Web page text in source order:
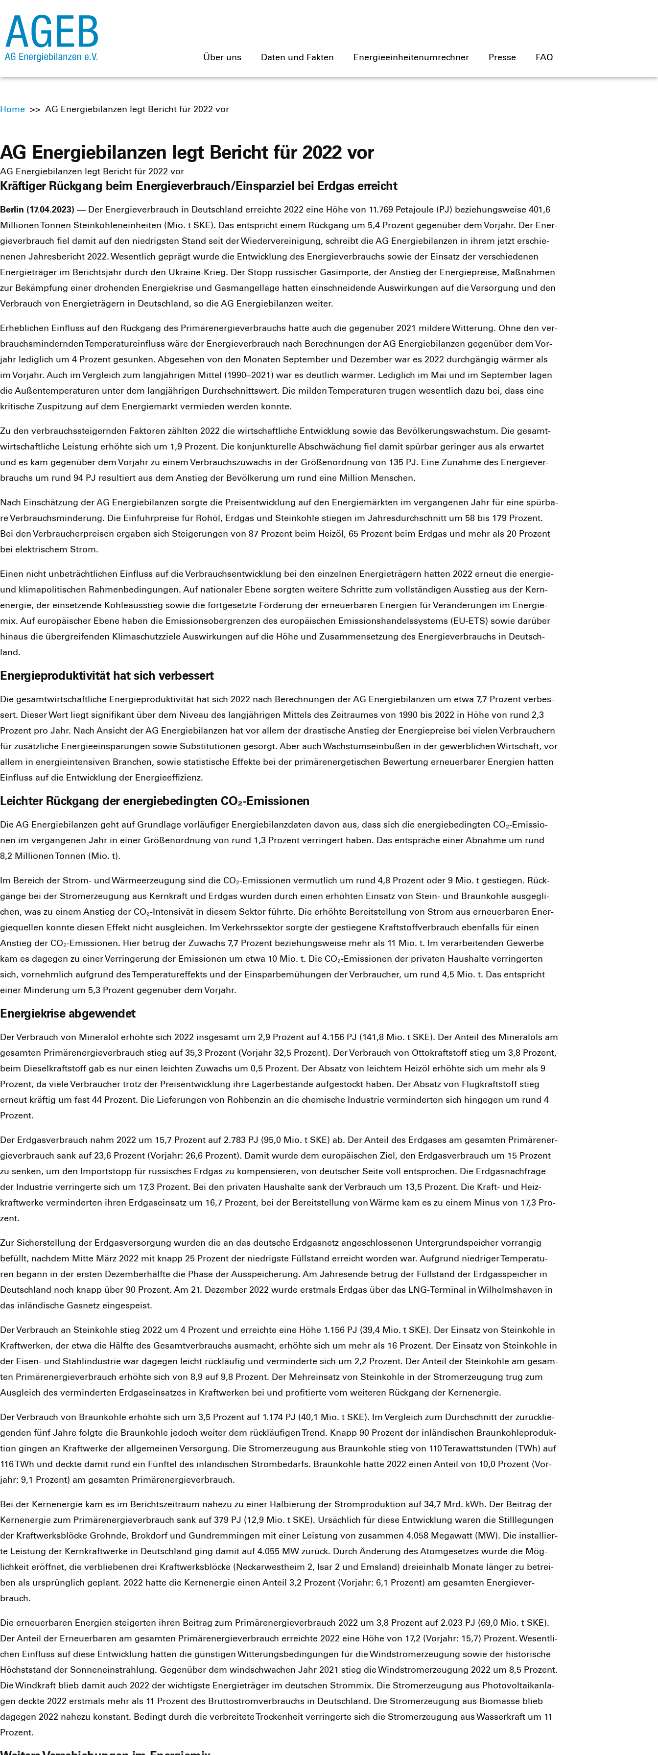
Über uns Daten und Fakten Energieeinheitenumrechner Presse FAQ
Home >> AG Energiebilanzen legt Bericht für 2022 vor
AG Energiebilanzen legt Bericht für 2022 vor
AG Energiebilanzen legt Bericht für 2022 vor
Kräftiger Rückgang beim Energieverbrauch/Einsparziel bei Erdgas erreicht
Ber­lin (17.04.2023) — Der Ener­gie­ver­brauch in Deutsch­land erreich­te 2022 eine Höhe von 11.769 Peta­joule (PJ) bezie­hungs­wei­se 401,6
Mil­lio­nen Ton­nen Stein­koh­len­ein­hei­ten (Mio. t SKE). Das ent­spricht einem Rück­gang um 5,4 Pro­zent gegen­über dem Vor­jahr. Der Ener­
gie­ver­brauch fiel damit auf den nied­rigs­ten Stand seit der Wie­der­ver­ei­ni­gung, schreibt die AG Ener­gie­bi­lan­zen in ihrem jetzt erschie­
ne­nen Jah­res­be­richt 2022. Wesent­lich geprägt wur­de die Ent­wick­lung des Ener­gie­ver­brauchs sowie der Ein­satz der ver­schie­de­nen
Ener­gie­trä­ger im Berichts­jahr durch den Ukrai­ne-Krieg. Der Stopp rus­si­scher Gasim­por­te, der Anstieg der Ener­gie­prei­se, Maß­nah­men
zur Bekämp­fung einer dro­hen­den Ener­gie­kri­se und Gas­man­gel­la­ge hat­ten ein­schnei­den­de Aus­wir­kun­gen auf die Ver­sor­gung und den
Ver­brauch von Ener­gie­trä­gern in Deutsch­land, so die AG Ener­gie­bi­lan­zen wei­ter.
Erheb­li­chen Ein­fluss auf den Rück­gang des Pri­mär­ener­gie­ver­brauchs hat­te auch die gegen­über 2021 mil­de­re Wit­te­rung. Ohne den ver­
brauchs­min­dern­den Tem­pe­ra­tur­ein­fluss wäre der Ener­gie­ver­brauch nach Berech­nun­gen der AG Ener­gie­bi­lan­zen gegen­über dem Vor­
jahr ledig­lich um 4 Pro­zent gesun­ken. Abge­se­hen von den Mona­ten Sep­tem­ber und Dezem­ber war es 2022 durch­gän­gig wär­mer als
im Vor­jahr. Auch im Ver­gleich zum lang­jäh­ri­gen Mit­tel (1990–2021) war es deut­lich wär­mer. Ledig­lich im Mai und im Sep­tem­ber lagen
die Außen­tem­pe­ra­tu­ren unter dem lang­jäh­ri­gen Durch­schnitts­wert. Die mil­den Tem­pe­ra­tu­ren tru­gen wesent­lich dazu bei, dass eine
kri­ti­sche Zuspit­zung auf dem Ener­gie­markt ver­mie­den wer­den konn­te.
Zu den ver­brauchs­stei­gern­den Fak­to­ren zähl­ten 2022 die wirt­schaft­li­che Ent­wick­lung sowie das Bevöl­ke­rungs­wachs­tum. Die gesamt­
wirt­schaft­li­che Leis­tung erhöh­te sich um 1,9 Pro­zent. Die kon­junk­tu­rel­le Abschwä­chung fiel damit spür­bar gerin­ger aus als erwar­tet
und es kam gegen­über dem Vor­jahr zu einem Ver­brauchs­zu­wachs in der Grö­ßen­ord­nung von 135 PJ. Eine Zunah­me des Ener­gie­ver­
brauchs um rund 94 PJ resul­tiert aus dem Anstieg der Bevöl­ke­rung um rund eine Mil­li­on Men­schen.
Nach Ein­schät­zung der AG Ener­gie­bi­lan­zen sorg­te die Preis­ent­wick­lung auf den Ener­gie­märk­ten im ver­gan­ge­nen Jahr für eine spür­ba­
re Ver­brauchs­min­de­rung. Die Ein­fuhr­prei­se für Roh­öl, Erd­gas und Stein­koh­le stie­gen im Jah­res­durch­schnitt um 58 bis 179 Pro­zent.
Bei den Ver­brau­cher­prei­sen erga­ben sich Stei­ge­run­gen von 87 Pro­zent beim Heiz­öl, 65 Pro­zent beim Erd­gas und mehr als 20 Pro­zent
bei elek­tri­schem Strom.
Einen nicht unbe­trächt­li­chen Ein­fluss auf die Ver­brauchs­ent­wick­lung bei den ein­zel­nen Ener­gie­trä­gern hat­ten 2022 erneut die ener­gie-
und kli­ma­po­li­ti­schen Rah­men­be­din­gun­gen. Auf natio­na­ler Ebe­ne sorg­ten wei­te­re Schrit­te zum voll­stän­di­gen Aus­stieg aus der Kern­
ener­gie, der ein­set­zen­de Koh­le­aus­stieg sowie die fort­ge­setz­te För­de­rung der erneu­er­ba­ren Ener­gien für Ver­än­de­run­gen im Ener­gie­
mix. Auf euro­päi­scher Ebe­ne haben die Emis­si­ons­ober­gren­zen des euro­päi­schen Emis­si­ons­han­dels­sys­tems (EU-ETS) sowie dar­über
hin­aus die über­grei­fen­den Kli­ma­schutz­zie­le Aus­wir­kun­gen auf die Höhe und Zusam­men­set­zung des Ener­gie­ver­brauchs in Deutsch­
land.
Energieproduktivität hat sich verbessert
Die gesamt­wirt­schaft­li­che Ener­gie­pro­duk­ti­vi­tät hat sich 2022 nach Berech­nun­gen der AG Ener­gie­bi­lan­zen um etwa 7,7 Pro­zent ver­bes­
sert. Die­ser Wert liegt signi­fi­kant über dem Niveau des lang­jäh­ri­gen Mit­tels des Zeit­rau­mes von 1990 bis 2022 in Höhe von rund 2,3
Pro­zent pro Jahr. Nach Ansicht der AG Ener­gie­bi­lan­zen hat vor allem der dras­ti­sche Anstieg der Ener­gie­prei­se bei vie­len Ver­brau­chern
für zusätz­li­che Ener­gie­ein­spa­run­gen sowie Sub­sti­tu­tio­nen gesorgt. Aber auch Wachs­tums­ein­bu­ßen in der gewerb­li­chen Wirt­schaft, vor
allem in ener­gie­in­ten­si­ven Bran­chen, sowie sta­tis­ti­sche Effek­te bei der pri­mär­en­er­ge­ti­schen Bewer­tung erneu­er­ba­rer Ener­gien hat­ten
Ein­fluss auf die Ent­wick­lung der Ener­gie­ef­fi­zi­enz.
Leichter Rückgang der energiebedingten CO₂-Emissionen
Die AG Ener­gie­bi­lan­zen geht auf Grund­la­ge vor­läu­fi­ger Ener­gie­bi­lanz­da­ten davon aus, dass sich die ener­gie­be­ding­ten CO₂-Emis­sio­
nen im ver­gan­ge­nen Jahr in einer Grö­ßen­ord­nung von rund 1,3 Pro­zent ver­rin­gert haben. Das ent­sprä­che einer Abnah­me um rund
8,2 Mil­lio­nen Ton­nen (Mio. t).
Im Bereich der Strom- und Wär­me­er­zeu­gung sind die CO₂-Emis­sio­nen ver­mut­lich um rund 4,8 Pro­zent oder 9 Mio. t gestie­gen. Rück­
gän­ge bei der Strom­erzeu­gung aus Kern­kraft und Erd­gas wur­den durch einen erhöh­ten Ein­satz von Stein- und Braun­koh­le aus­ge­gli­
chen, was zu einem Anstieg der CO₂-Inten­siv­ät in die­sem Sek­tor führ­te. Die erhöh­te Bereit­stel­lung von Strom aus erneu­er­ba­ren Ener­
gie­quel­len konn­te die­sen Effekt nicht aus­glei­chen. Im Ver­kehrs­sek­tor sorg­te der gestie­ge­ne Kraft­stoff­ver­brauch eben­falls für einen
Anstieg der CO₂-Emis­sio­nen. Hier betrug der Zuwachs 7,7 Pro­zent bezie­hungs­wei­se mehr als 11 Mio. t. Im ver­ar­bei­ten­den Gewer­be
kam es dage­gen zu einer Ver­rin­ge­rung der Emis­sio­nen um etwa 10 Mio. t. Die CO₂-Emis­sio­nen der pri­va­ten Haus­hal­te ver­rin­ger­ten
sich, vor­nehm­lich auf­grund des Tem­pe­ra­tur­ef­fekts und der Ein­spar­be­mü­hun­gen der Ver­brau­cher, um rund 4,5 Mio. t. Das ent­spricht
einer Min­de­rung um 5,3 Pro­zent gegen­über dem Vor­jahr.
Energiekrise abgewendet
Der Ver­brauch von Mine­ral­öl erhöh­te sich 2022 ins­ge­samt um 2,9 Pro­zent auf 4.156 PJ (141,8 Mio. t SKE). Der Anteil des Mine­ral­öls am
gesam­ten Pri­mär­ener­gie­ver­brauch stieg auf 35,3 Pro­zent (Vor­jahr 32,5 Pro­zent). Der Ver­brauch von Otto­kraft­stoff stieg um 3,8 Pro­zent,
beim Die­sel­kraft­stoff gab es nur einen leich­ten Zuwachs um 0,5 Pro­zent. Der Absatz von leich­tem Heiz­öl erhöh­te sich um mehr als 9
Pro­zent, da vie­le Ver­brau­cher trotz der Preis­ent­wick­lung ihre Lager­be­stän­de auf­ge­stockt haben. Der Absatz von Flug­kraft­stoff stieg
erneut kräf­tig um fast 44 Pro­zent. Die Lie­fe­run­gen von Roh­ben­zin an die che­mi­sche Indus­trie ver­min­der­ten sich hin­ge­gen um rund 4
Pro­zent.
Der Erd­gas­ver­brauch nahm 2022 um 15,7 Pro­zent auf 2.783 PJ (95,0 Mio. t SKE) ab. Der Anteil des Erd­ga­ses am gesam­ten Pri­mär­ener­
gie­ver­brauch sank auf 23,6 Pro­zent (Vor­jahr: 26,6 Pro­zent). Damit wur­de dem euro­päi­schen Ziel, den Erd­gas­ver­brauch um 15 Pro­zent
zu sen­ken, um den Import­stopp für rus­si­sches Erd­gas zu kom­pen­sie­ren, von deut­scher Sei­te voll ent­spro­chen. Die Erd­gas­nach­fra­ge
der Indus­trie ver­rin­ger­te sich um 17,3 Pro­zent. Bei den pri­va­ten Haus­hal­te sank der Ver­brauch um 13,5 Pro­zent. Die Kraft- und Heiz­
kraft­wer­ke ver­min­der­ten ihren Erd­gas­ein­satz um 16,7 Pro­zent, bei der Bereit­stel­lung von Wär­me kam es zu einem Minus von 17,3 Pro­
zent.
Zur Sicher­stel­lung der Erd­gas­ver­sor­gung wur­den die an das deut­sche Erd­gas­netz ange­schlos­se­nen Unter­grund­spei­cher vor­ran­gig
befüllt, nach­dem Mit­te März 2022 mit knapp 25 Pro­zent der nied­rigs­te Füll­stand erreicht wor­den war. Auf­grund nied­ri­ger Tem­pe­ra­tu­
ren begann in der ers­ten Dezem­ber­hälf­te die Pha­se der Aus­spei­che­rung. Am Jah­res­en­de betrug der Füll­stand der Erd­gas­spei­cher in
Deutsch­land noch knapp über 90 Pro­zent. Am 21. Dezem­ber 2022 wur­de erst­mals Erd­gas über das LNG-Ter­mi­nal in Wil­helms­ha­ven in
das inlän­di­sche Gas­netz ein­ge­speist.
Der Ver­brauch an Stein­koh­le stieg 2022 um 4 Pro­zent und erreich­te eine Höhe 1.156 PJ (39,4 Mio. t SKE). Der Ein­satz von Stein­koh­le in
Kraft­wer­ken, der etwa die Hälf­te des Gesamt­ver­brauchs aus­macht, erhöh­te sich um mehr als 16 Pro­zent. Der Ein­satz von Stein­koh­le in
der Eisen- und Stahl­in­dus­trie war dage­gen leicht rück­läu­fig und ver­min­der­te sich um 2,2 Pro­zent. Der Anteil der Stein­koh­le am gesam­
ten Pri­mär­ener­gie­ver­brauch erhöh­te sich von 8,9 auf 9,8 Pro­zent. Der Mehr­ein­satz von Stein­koh­le in der Strom­erzeu­gung trug zum
Aus­gleich des ver­min­der­ten Erd­gas­ein­sat­zes in Kraft­wer­ken bei und pro­fi­tier­te vom wei­te­ren Rück­gang der Kern­ener­gie.
Der Ver­brauch von Braun­koh­le erhöh­te sich um 3,5 Pro­zent auf 1.174 PJ (40,1 Mio. t SKE). Im Ver­gleich zum Durch­schnitt der zurück­lie­
gen­den fünf Jah­re folg­te die Braun­koh­le jedoch wei­ter dem rück­läu­fi­gen Trend. Knapp 90 Pro­zent der inlän­di­schen Braun­koh­le­pro­duk­
ti­on gin­gen an Kraft­wer­ke der all­ge­mei­nen Ver­sor­gung. Die Strom­erzeu­gung aus Braun­koh­le stieg von 110 Tera­watt­stun­den (TWh) auf
116 TWh und deck­te damit rund ein Fünf­tel des inlän­di­schen Strom­be­darfs. Braun­koh­le hat­te 2022 einen Anteil von 10,0 Pro­zent (Vor­
jahr: 9,1 Pro­zent) am gesam­ten Pri­mär­ener­gie­ver­brauch.
Bei der Kern­ener­gie kam es im Berichts­zeit­raum nahe­zu zu einer Hal­bie­rung der Strom­pro­duk­ti­on auf 34,7 Mrd. kWh. Der Bei­trag der
Kern­ener­gie zum Pri­mär­ener­gie­ver­brauch sank auf 379 PJ (12,9 Mio. t SKE). Ursäch­lich für die­se Ent­wick­lung waren die Still­le­gun­gen
der Kraft­werks­blö­cke Grohn­de, Brok­dorf und Gund­rem­min­gen mit einer Leis­tung von zusam­men 4.058 Mega­watt (MW). Die instal­lier­
te Leis­tung der Kern­kraft­wer­ke in Deutsch­land ging damit auf 4.055 MW zurück. Durch Ände­rung des Atom­ge­set­zes wur­de die Mög­
lich­keit eröff­net, die ver­blie­be­nen drei Kraft­werks­blö­cke (Neckar­west­heim 2, Isar 2 und Ems­land) drei­ein­halb Mona­te län­ger zu betrei­
ben als ursprüng­lich geplant. 2022 hat­te die Kern­ener­gie einen Anteil 3,2 Pro­zent (Vor­jahr: 6,1 Pro­zent) am gesam­ten Ener­gie­ver­
brauch.
Die erneu­er­ba­ren Ener­gien stei­ger­ten ihren Bei­trag zum Pri­mär­ener­gie­ver­brauch 2022 um 3,8 Pro­zent auf 2.023 PJ (69,0 Mio. t SKE).
Der Anteil der Erneu­er­ba­ren am gesam­ten Pri­mär­ener­gie­ver­brauch erreich­te 2022 eine Höhe von 17,2 (Vor­jahr: 15,7) Pro­zent. Wesent­li­
chen Ein­fluss auf die­se Ent­wick­lung hat­ten die güns­ti­gen Wit­te­rungs­be­din­gun­gen für die Wind­strom­erzeu­gung sowie der his­to­ri­sche
Höchst­stand der Son­nen­ein­strah­lung. Gegen­über dem wind­schwa­chen Jahr 2021 stieg die Wind­strom­erzeu­gung 2022 um 8,5 Pro­zent.
Die Wind­kraft blieb damit auch 2022 der wich­tigs­te Ener­gie­trä­ger im deut­schen Strom­mix. Die Strom­erzeu­gung aus Pho­to­vol­ta­ik­an­la­
gen deck­te 2022 erst­mals mehr als 11 Pro­zent des Brut­to­strom­ver­brauchs in Deutsch­land. Die Strom­erzeu­gung aus Bio­mas­se blieb
dage­gen 2022 nahe­zu kon­stant. Bedingt durch die ver­brei­te­te Tro­cken­heit ver­rin­ger­te sich die Strom­erzeu­gung aus Was­ser­kraft um 11
Pro­zent.